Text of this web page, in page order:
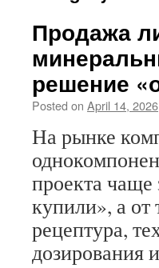
Продажа
решение
Posted on April 14, 2026
На рынке
проекта чаще
купили», а от
рецептура,
дозирования